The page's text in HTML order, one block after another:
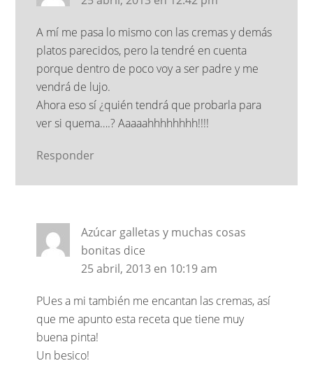
A mí me pasa lo mismo con las cremas y demás
platos parecidos, pero la tendré en cuenta
porque dentro de poco voy a ser padre y me
vendrá de lujo.
Ahora eso sí ¿quién tendrá que probarla para
ver si quema….? Aaaaahhhhhhhh!!!!
Responder
Azúcar galletas y muchas cosas
bonitas dice
25 abril, 2013 en 10:19 am
PUes a mi también me encantan las cremas, así
que me apunto esta receta que tiene muy
buena pinta!
Un besico!